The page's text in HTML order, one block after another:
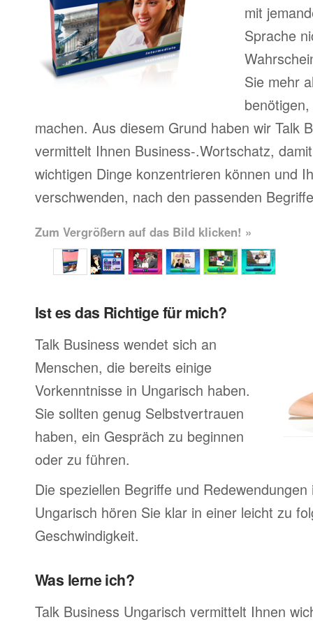
mit
Sprache
Sie mehr
machen. Aus diesem Grund haben wir Talk
vermittelt Ihnen Business-.Wortschatz,
wichtigen Dinge konzentrieren können und
verschwenden, nach den passenden
Zum Vergrößern auf das Bild klicken! »
Ist es das Richtige für mich?
Talk Business wendet sich an
Menschen, die bereits einige
Vorkenntnisse in Ungarisch haben.
Sie sollten genug Selbstvertrauen
haben, ein Gespräch zu beginnen
oder zu führen.
Die speziellen Begriffe und Redewendungen
Ungarisch hören Sie klar in einer leicht zu
Geschwindigkeit.
Was lerne ich?
Talk Business Ungarisch vermittelt Ihnen